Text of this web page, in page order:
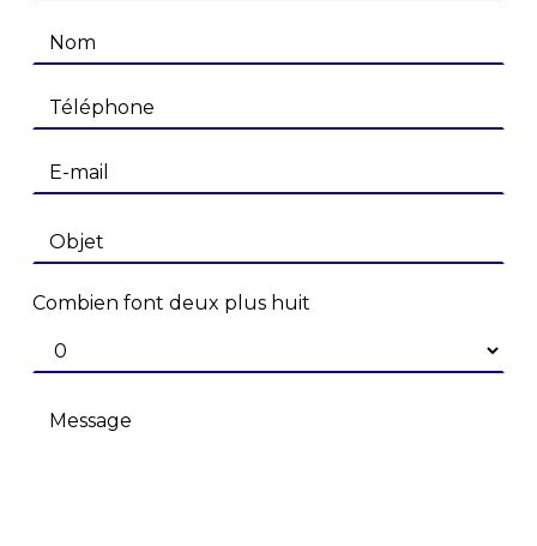
Combien font deux plus huit